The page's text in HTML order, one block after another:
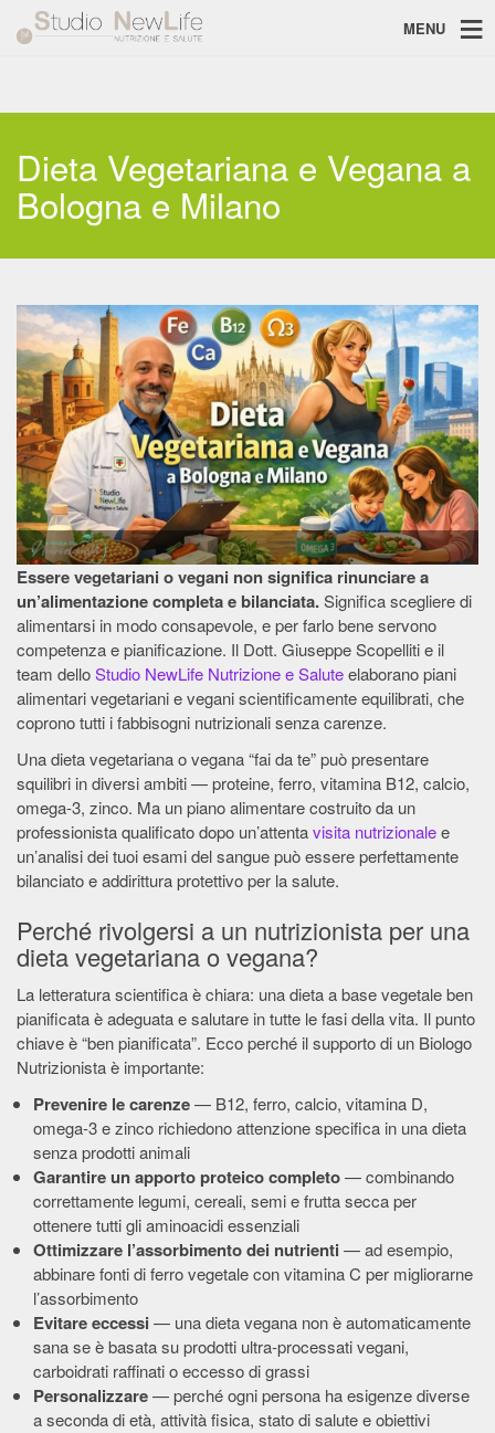
MENU
Dieta Vegetariana e Vegana a
Bologna e Milano
Essere vegetariani o vegani non significa rinunciare a
un’alimentazione completa e bilanciata.Significa scegliere di
alimentarsi in modo consapevole, e per farlo bene servono
competenza e pianificazione. Il Dott. Giuseppe Scopelliti e il
team delloStudio NewLife Nutrizione e Saluteelaborano piani
alimentari vegetariani e vegani scientificamente equilibrati, che
coprono tutti i fabbisogni nutrizionali senza carenze.
Una dieta vegetariana o vegana “fai da te” può presentare
squilibri in diversi ambiti — proteine, ferro, vitamina B12, calcio,
omega-3, zinco. Ma un piano alimentare costruito da un
professionista qualificato dopo un’attentavisita nutrizionalee
un’analisi dei tuoi esami del sangue può essere perfettamente
bilanciato e addirittura protettivo per la salute.
Perché rivolgersi a un nutrizionista per una
dieta vegetariana o vegana?
La letteratura scientifica è chiara: una dieta a base vegetale ben
pianificata è adeguata e salutare in tutte le fasi della vita. Il punto
chiave è “ben pianificata”. Ecco perché il supporto di un Biologo
Nutrizionista è importante:
Prevenire le carenze— B12, ferro, calcio, vitamina D,
omega-3 e zinco richiedono attenzione specifica in una dieta
senza prodotti animali
Garantire un apporto proteico completo— combinando
correttamente legumi, cereali, semi e frutta secca per
ottenere tutti gli aminoacidi essenziali
Ottimizzare l’assorbimento dei nutrienti — ad esempio,
abbinare fonti di ferro vegetale con vitamina C per migliorarne
l’assorbimento
Evitare eccessi — una dieta vegana non è automaticamente
sana se è basata su prodotti ultra-processati vegani,
carboidrati raffinati o eccesso di grassi
Personalizzare— perché ogni persona ha esigenze diverse
a seconda di età, attività fisica, stato di salute e obiettivi